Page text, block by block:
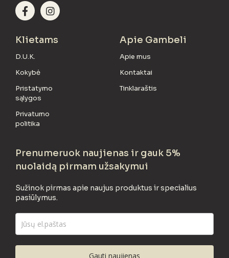
Klietams
D.U.K.
Kokybė
Pristatymo
sąlygos
Privatumo
politika
Apie Gambeli
Apie mus
Kontaktai
Tinklaraštis
Prenumeruok naujienas ir gauk 5%
nuolaidą pirmam užsakymui
Sužinok pirmas apie naujus produktus ir specialius
pasiūlymus.
Gauti naujienas